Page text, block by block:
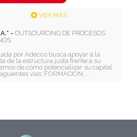
VER MÁS
-OUTSOURCING DE PROCESOS
por Adecco busca apoyar a la
de la estructura justa frente a su
de cómo potencializar su capital
vías: FORMACIÓN:...